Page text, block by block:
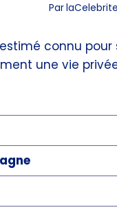
Par
estimé connu
une vie